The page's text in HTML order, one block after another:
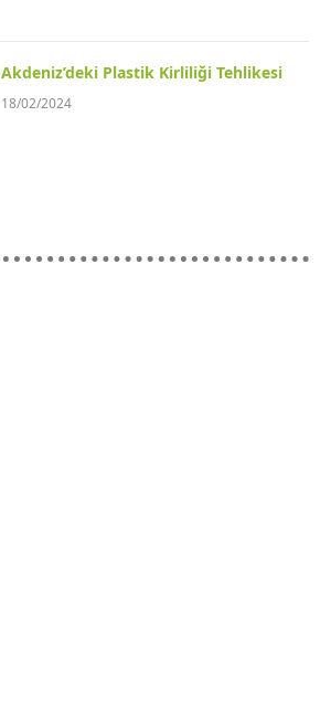
Akdeniz’deki Plastik Kirliliği Tehlikesi
18/02/2024